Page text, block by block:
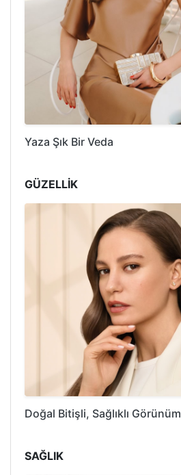
Yaza Şık Bir Veda
GÜZELLİK
Doğal Bitişli, Sağlıklı Görünüm
SAĞLIK